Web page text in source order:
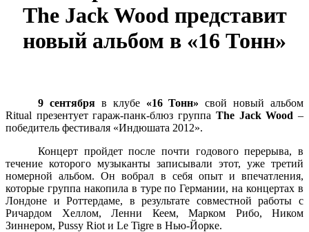
The Jack Wood представит
новый альбом в «16 Тонн»
9 сентября в клубе «16 Тонн» свой новый альбом
Ritual презентует гараж-панк-блюз группа The Jack Wood –
победитель фестиваля «Индюшата 2012».
Концерт пройдет после почти годового перерыва, в
течение которого музыканты записывали этот, уже третий
номерной альбом. Он вобрал в себя опыт и впечатления,
которые группа накопила в туре по Германии, на концертах в
Лондоне и Роттердаме, в результате совместной работы с
Ричардом Хеллом, Ленни Кеем, Марком Рибо, Ником
Зиннером, Pussy Riot и Le Tigre в Нью-Йорке.